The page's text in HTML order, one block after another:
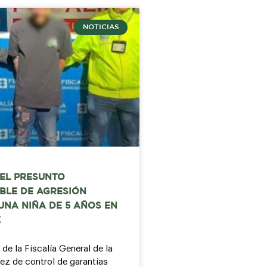
NOTICIAS
PRESUNTO
DE AGRESIÓN
NIÑA DE 5 AÑOS EN
la Fiscalía General de la
de control de garantías